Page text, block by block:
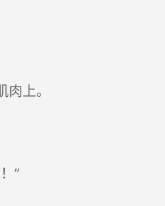
上。
”